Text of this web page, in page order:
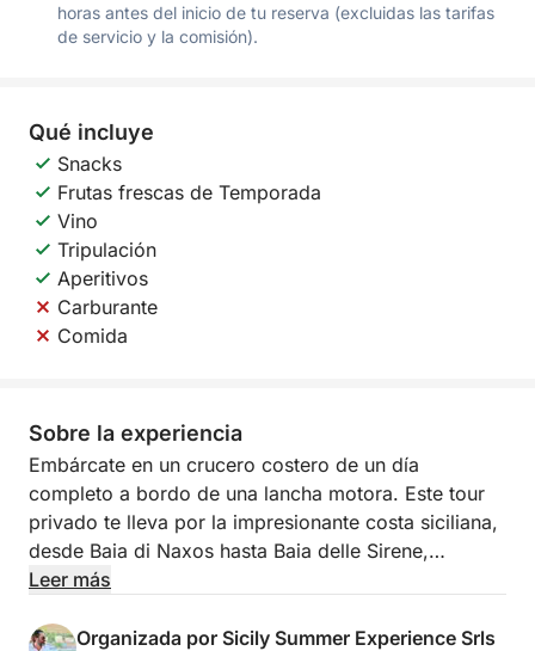
horas antes del inicio de tu reserva (excluidas las tarifas
de servicio y la comisión).
Qué incluye
Snacks
Frutas frescas de Temporada
Vino
Tripulación
Aperitivos
Carburante
Comida
Sobre la experiencia
Embárcate en un crucero costero de un día
completo a bordo de una lancha motora. Este tour
privado te lleva por la impresionante costa siciliana,
desde Baia di Naxos hasta Baia delle Sirene,
ofreciendo vistas impresionantes y joyas ocultas.
Relájate y disfruta de la belleza del mar mientras
Leer más
Organizada por Sicily Summer Experience Srls